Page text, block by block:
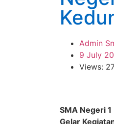
Admin
9 July
Views:
SMA Negeri
Gelar